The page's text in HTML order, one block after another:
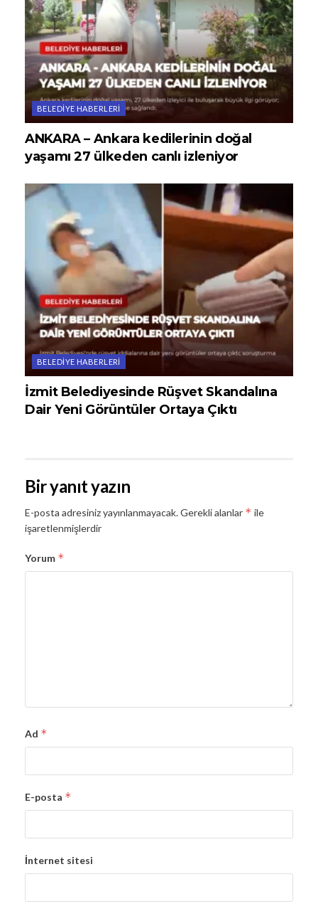
BELEDIYE HABERLERI
ANKARA – Ankara kedilerinin doğal
yaşamı 27 ülkeden canlı izleniyor
BELEDIYE HABERLERI
İzmit Belediyesinde Rüşvet Skandalına
Dair Yeni Görüntüler Ortaya Çıktı
Bir yanıt yazın
E-posta adresiniz yayınlanmayacak.Gerekli alanlar * ile
işaretlenmişlerdir
Yorum *
Ad *
E-posta *
İnternet sitesi